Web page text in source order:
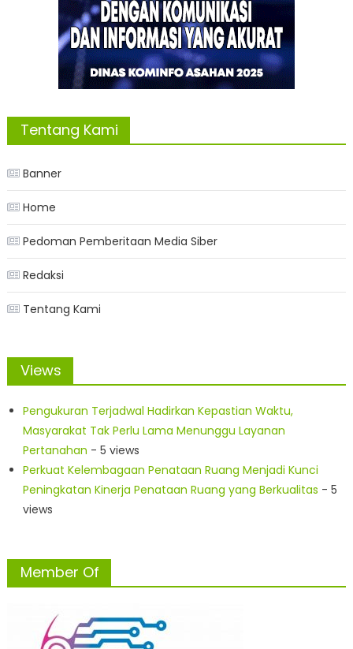
Tentang Kami
Banner
Home
Pedoman Pemberitaan Media Siber
Redaksi
Tentang Kami
Views
Pengukuran Terjadwal Hadirkan Kepastian Waktu,
Masyarakat Tak Perlu Lama Menunggu Layanan
Pertanahan - 5 views
Perkuat Kelembagaan Penataan Ruang Menjadi Kunci
Peningkatan Kinerja Penataan Ruang yang Berkualitas - 5
views
Member Of